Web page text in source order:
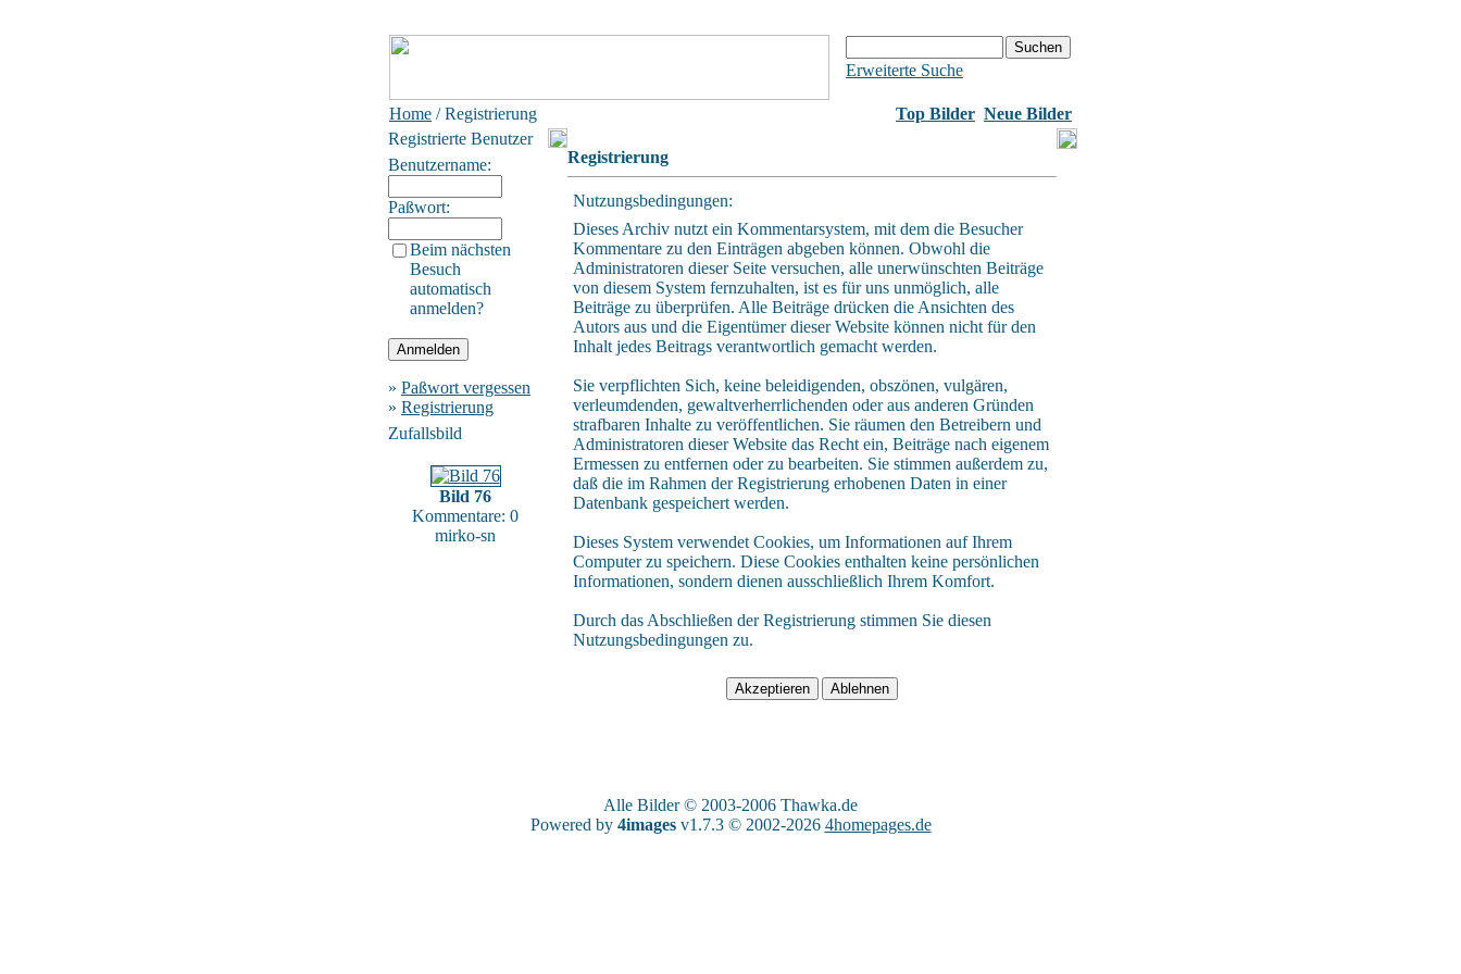
Erweiterte Suche
Home / Registrierung Top Bilder Neue Bilder
Registrierte Benutzer
Benutzername:
Paßwort:
Beim nächsten
Besuch
automatisch
anmelden?
» Paßwort vergessen
» Registrierung
Zufallsbild
Bild 76
Kommentare: 0
mirko-sn
Registrierung
Nutzungsbedingungen:
Dieses Archiv nutzt ein Kommentarsystem, mit dem die Besucher
Kommentare zu den Einträgen abgeben können. Obwohl die
Administratoren dieser Seite versuchen, alle unerwünschten Beiträge
von diesem System fernzuhalten, ist es für uns unmöglich, alle
Beiträge zu überprüfen. Alle Beiträge drücken die Ansichten des
Autors aus und die Eigentümer dieser Website können nicht für den
Inhalt jedes Beitrags verantwortlich gemacht werden.
Sie verpflichten Sich, keine beleidigenden, obszönen, vulgären,
verleumdenden, gewaltverherrlichenden oder aus anderen Gründen
strafbaren Inhalte zu veröffentlichen. Sie räumen den Betreibern und
Administratoren dieser Website das Recht ein, Beiträge nach eigenem
Ermessen zu entfernen oder zu bearbeiten. Sie stimmen außerdem zu,
daß die im Rahmen der Registrierung erhobenen Daten in einer
Datenbank gespeichert werden.
Dieses System verwendet Cookies, um Informationen auf Ihrem
Computer zu speichern. Diese Cookies enthalten keine persönlichen
Informationen, sondern dienen ausschließlich Ihrem Komfort.
Durch das Abschließen der Registrierung stimmen Sie diesen
Nutzungsbedingungen zu.
Alle Bilder © 2003-2006 Thawka.de
Powered by 4imagesv1.7.3 © 2002-2026 4homepages.de